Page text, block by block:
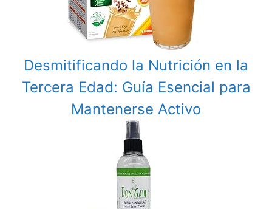
Desmitificando la Nutrición en la
Tercera Edad: Guía Esencial para
Mantenerse Activo